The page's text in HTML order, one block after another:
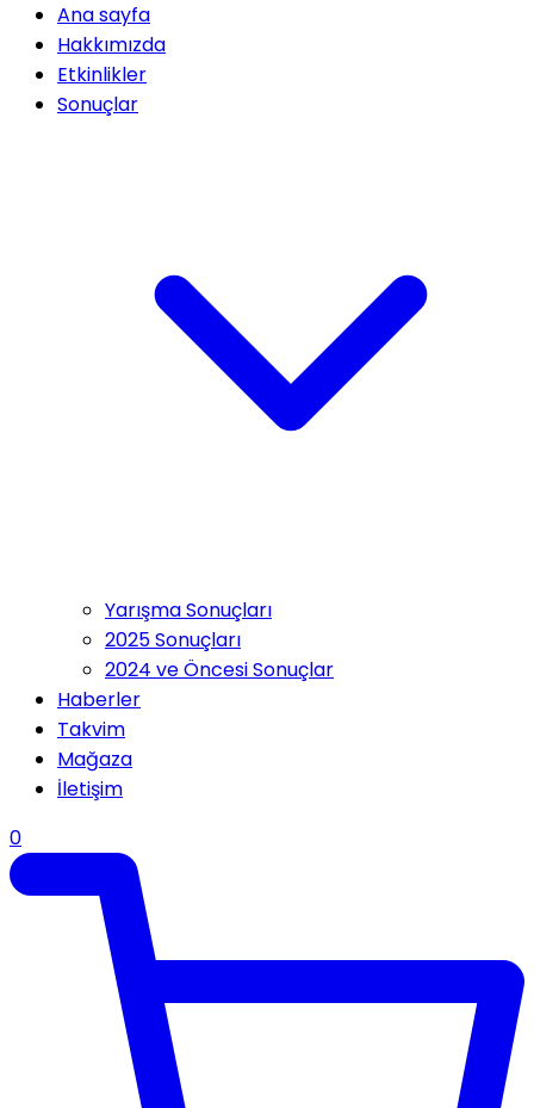
Ana sayfa
Hakkımızda
Etkinlikler
Sonuçlar
Yarışma Sonuçları
2025 Sonuçları
2024 ve Öncesi Sonuçlar
Haberler
Takvim
Mağaza
İletişim
0